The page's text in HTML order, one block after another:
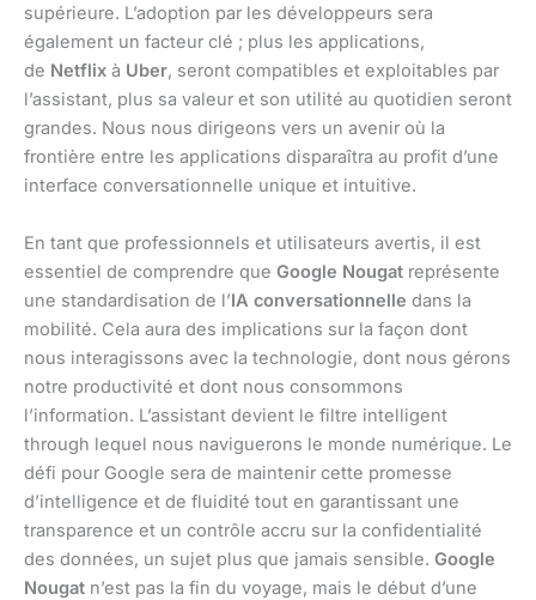
supérieure. L’adoption par les développeurs sera
également un facteur clé ; plus les applications,
de Netflix à Uber, seront compatibles et exploitables par
l’assistant, plus sa valeur et son utilité au quotidien seront
grandes. Nous nous dirigeons vers un avenir où la
frontière entre les applications disparaîtra au profit d’une
interface conversationnelle unique et intuitive.
En tant que professionnels et utilisateurs avertis, il est
essentiel de comprendre que Google Nougat représente
une standardisation de l’IA conversationnelle dans la
mobilité. Cela aura des implications sur la façon dont
nous interagissons avec la technologie, dont nous gérons
notre productivité et dont nous consommons
l’information. L’assistant devient le filtre intelligent
through lequel nous naviguerons le monde numérique. Le
défi pour Google sera de maintenir cette promesse
d’intelligence et de fluidité tout en garantissant une
transparence et un contrôle accru sur la confidentialité
des données, un sujet plus que jamais sensible. Google
Nougat n’est pas la fin du voyage, mais le début d’une